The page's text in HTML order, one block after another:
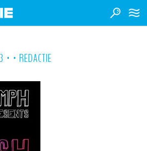
• • REDACTIE